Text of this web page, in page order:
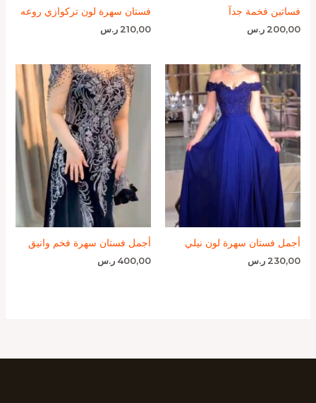
فساتين فخمة جدآ
200,00 ر.س
فستان سهرة لون تركوازي روعه
210,00 ر.س
أجمل فستان سهرة لون نيلي
230,00 ر.س
أجمل فستان سهرة فخم وانيق
400,00 ر.س